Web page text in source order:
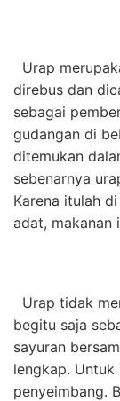
Urap
direbus dan
sebagai
gudangan di
ditemukan
sebenarnya
Karena itulah
adat, makanan
Urap tidak
begitu saja
sayuran
lengkap. Untuk
penyeimbang.